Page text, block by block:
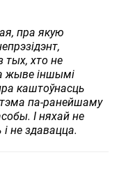
пра якую
тых, хто не
жыве іншымі
каштоўнасць
па-ранейшаму
І няхай не
не здавацца.